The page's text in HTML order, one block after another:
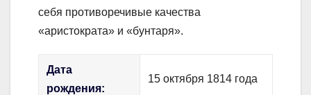
себя противоречивые качества
«аристократа» и «бунтаря».
Дата
рождения:
15 октября 1814 года